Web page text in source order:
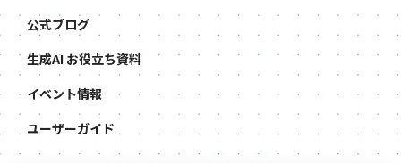
公式ブログ
生成AI お役立ち資料
イベント情報
ユーザーガイド